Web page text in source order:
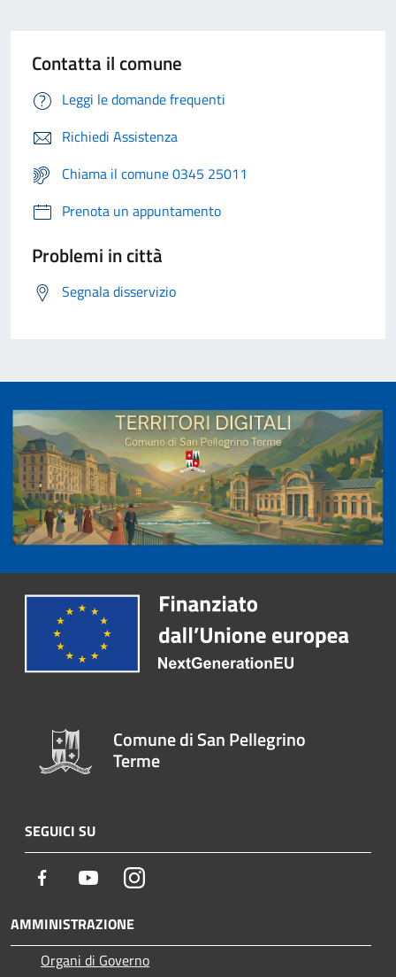
Contatta il comune
Leggi le domande frequenti
Richiedi Assistenza
Chiama il comune 0345 25011
Prenota un appuntamento
Problemi in città
Segnala disservizio
Comune di San Pellegrino
Terme
SEGUICI SU
Facebook YoutubeInstagram
AMMINISTRAZIONE
Organi di Governo